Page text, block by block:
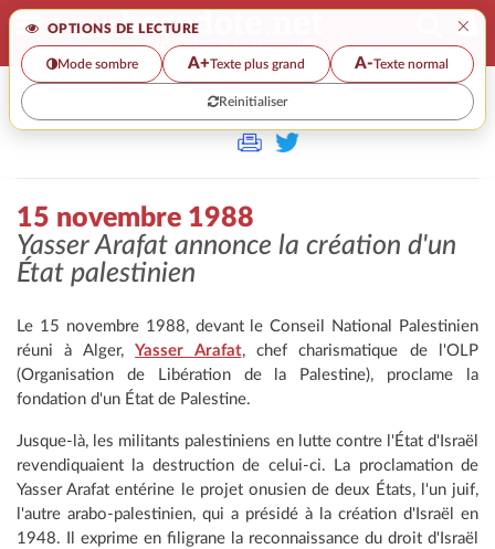
OPTIONS DE LECTURE ×
Mode sombre A+Texte plus grand A-Texte normal
Reinitialiser
>
15 novembre 1988
Yasser Arafat annonce la création d'un
État palestinien
Le 15 novembre 1988, devant le Conseil National Palestinien
réuni à Alger,Yasser Arafat, chef charismatique de l'OLP
(Organisation de Libération de la Palestine), proclame la
fondation d'un État de Palestine.
Jusque-là, les militants palestiniens en lutte contre l'État d'Israël
revendiquaient la destruction de celui-ci. La proclamation de
Yasser Arafat entérine le projet onusien de deux États, l'un juif,
l'autre arabo-palestinien, qui a présidé à la création d'Israël en
1948. Il exprime en filigrane la reconnaissance du droit d'Israël